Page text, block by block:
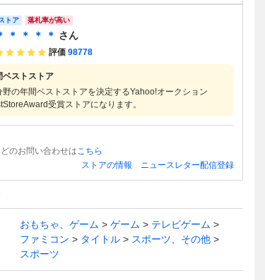
トア 落札率が高い
＊ ＊ ＊ ＊ さん
評価 98778
ベストストア
野の年間ベストストアを決定するYahoo!オークション
受賞ストアになります。
のお問い合わせはこちら
ストアの情報
ニュースレター配信登録
おもちゃ、ゲーム ゲーム
テレビゲーム
ファミコン
タイトル
スポーツ、その他
スポーツ